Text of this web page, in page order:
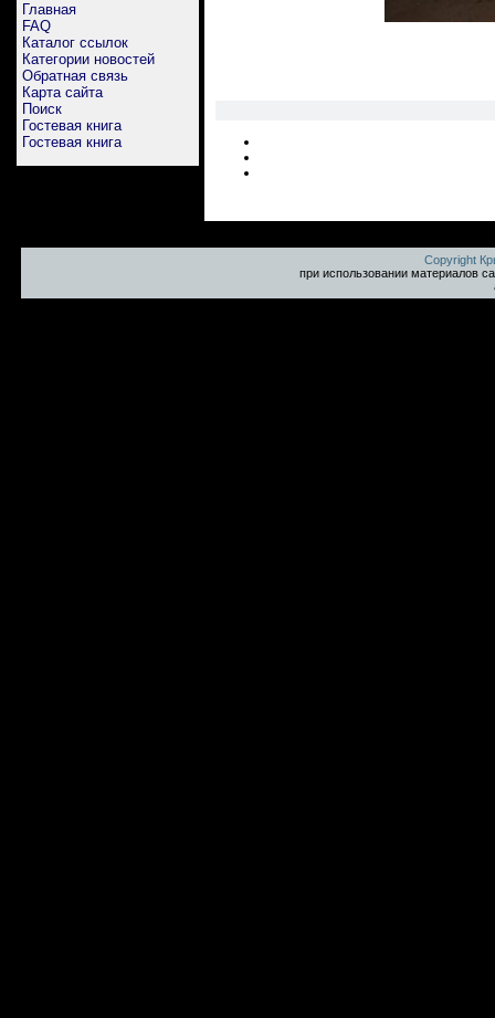
Главная
FAQ
Каталог ссылок
Категории новостей
Обратная связь
Карта сайта
Поиск
Гостевая книга
Гостевая книга
Copyright
при использовании материалов